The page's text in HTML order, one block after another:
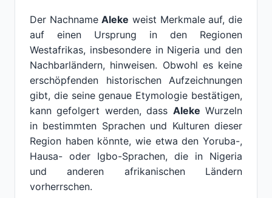
Der NachnameAleke weist Merkmale auf, die
auf einen Ursprung in den Regionen
Westafrikas, insbesondere in Nigeria und den
Nachbarländern, hinweisen. Obwohl es keine
erschöpfenden historischen Aufzeichnungen
gibt, die seine genaue Etymologie bestätigen,
kann gefolgert werden, dass Aleke Wurzeln
in bestimmten Sprachen und Kulturen dieser
Region haben könnte, wie etwa den Yoruba-,
Hausa- oder Igbo-Sprachen, die in Nigeria
und anderen afrikanischen Ländern
vorherrschen.